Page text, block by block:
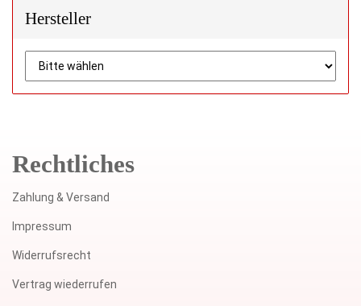
Hersteller
Rechtliches
Zahlung & Versand
Impressum
Widerrufsrecht
Vertrag wiederrufen